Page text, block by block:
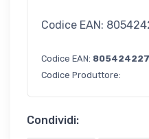
Codice EAN:
Codice EAN:
Codice Produttore:
Condividi: